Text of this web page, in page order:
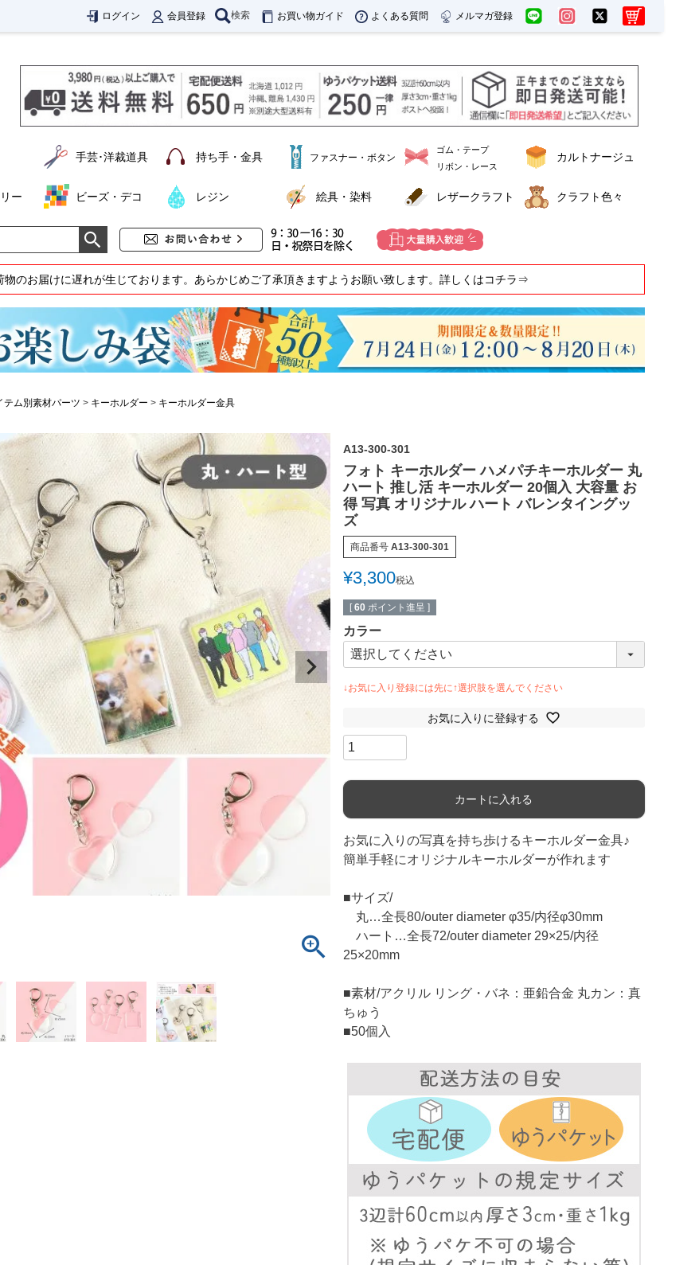
ログイン 会員登録 検索 お買い物ガイド よくある質問 メルマガ登録
手芸･洋裁道具 持ち手・金具 ファスナー・ボタン
ゴム・テープ
リボン・レース
カルトナージュ
ー ビーズ・デコ レジン 絵具・染料 レザークラフト クラフト色々
物のお届けに遅れが生じております。あらかじめご了承頂きますようお願い致します。詳しくはコチラ⇒
テム別素材パーツ キーホルダー キーホルダー金具
A13-300-301
フォト キーホルダー ハメパチキーホルダー 丸
ハート 推し活 キーホルダー 20個入 大容量 お
得 写真 オリジナル ハート バレンタイングッ
ズ
商品番号 A13-300-301
¥3,300税込
[ 60 ポイント進呈 ]
カラー
お気に入りに登録する
カートに入れる
お気に入りの写真を持ち歩けるキーホルダー金具♪
簡単手軽にオリジナルキーホルダーが作れます
■サイズ/
丸…全長80/outer diameter φ35/内径φ30mm
ハート…全長72/outer diameter 29×25/内径
25×20mm
■素材/アクリル リング・バネ：亜鉛合金 丸カン：真
ちゅう
■50個入